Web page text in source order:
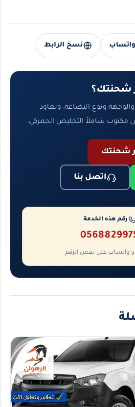
واتساب نسخ الرابط
شحنتك؟
ونوع البضاعة، ونعاود
شاملاً التخليص الجمركي.
شحنتك
اتصل بنا
رقم هذه الخدمة
واتساب على نفس الرقم